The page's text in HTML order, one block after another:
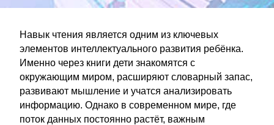
Навык чтения является одним из ключевых
элементов интеллектуального развития ребёнка.
Именно через книги дети знакомятся с
окружающим миром, расширяют словарный запас,
развивают мышление и учатся анализировать
информацию. Однако в современном мире, где
поток данных постоянно растёт, важным